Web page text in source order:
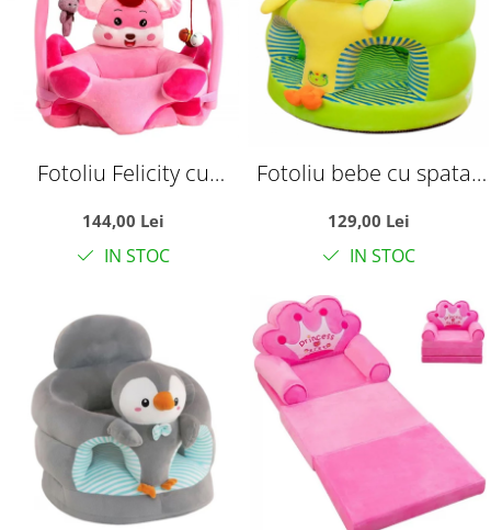
Fotoliu Felicity cu
laterale - Soricel Roz
144,00 Lei
IN STOC
Fotoliu bebe cu spatar
Puisorul verde
129,00 Lei
IN STOC